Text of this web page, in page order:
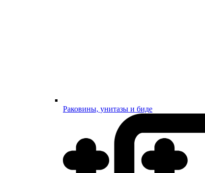
Раковины, унитазы и биде